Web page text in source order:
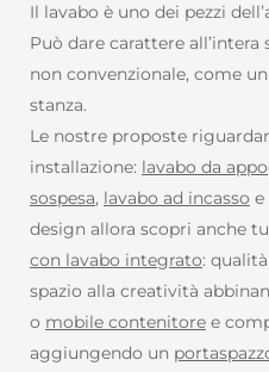
Il lavabo è uno dei pezzi
Può dare carattere
non convenzionale, come un
stanza.
Le nostre proposte
installazione: lavabo da
sospesa, lavabo ad incasso e
design allora scopri anche
con lavabo integrato:
spazio alla creatività
o mobile contenitore e
aggiungendo un